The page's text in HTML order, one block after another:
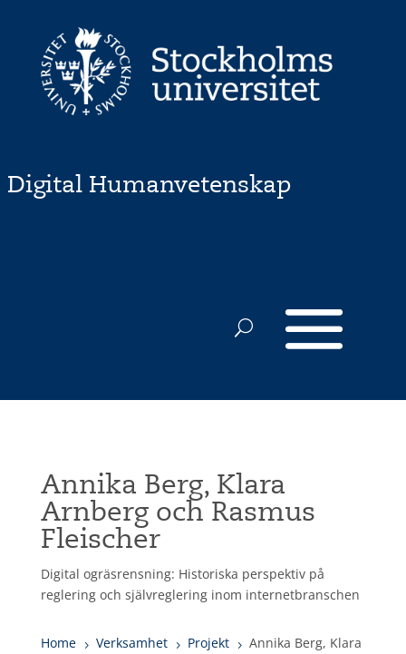
Digital Humanvetenskap
Annika Berg, Klara
Arnberg och Rasmus
Fleischer
Digital ogräsrensning: Historiska perspektiv på
reglering och självreglering inom internetbranschen
Home 5 Verksamhet 5 Projekt 5 Annika Berg, Klara